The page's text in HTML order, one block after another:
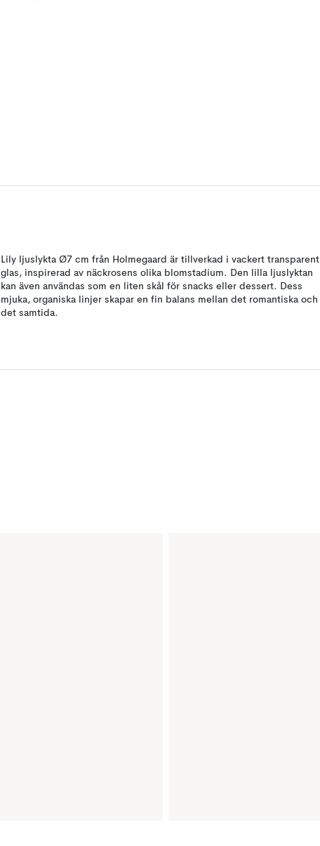
Lily ljuslykta Ø7 cm från Holmegaard är tillverkad i vackert transparent
glas, inspirerad av näckrosens olika blomstadium. Den lilla ljuslyktan
kan även användas som en liten skål för snacks eller dessert. Dess
mjuka, organiska linjer skapar en fin balans mellan det romantiska och
det samtida.